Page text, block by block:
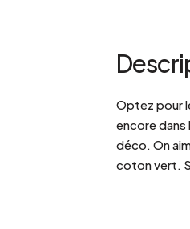
Optez pour
encore
déco. On
coton vert.